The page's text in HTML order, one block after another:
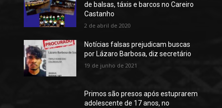
de balsas, táxis e barcos no Careiro
Castanho
2 de abril de 2020
Notícias falsas prejudicam buscas
por Lázaro Barbosa, diz secretário
19 de junho de 2021
Primos são presos após estuprarem
adolescente de 17 anos, no